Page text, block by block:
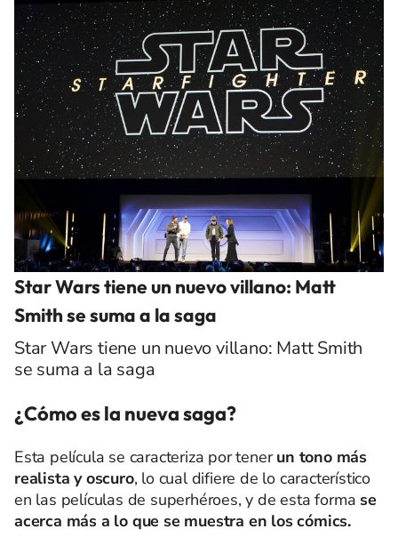
Star Wars tiene un nuevo villano: Matt
Smith se suma a la saga
Star Wars tiene un nuevo villano: Matt Smith
se suma a la saga
¿Cómo es la nueva saga?
Esta película se caracteriza por tenerun tono más
realista y oscuro, lo cual difiere de lo característico
en las películas de superhéroes, y de esta forma se
acerca más a lo que se muestra en los cómics.